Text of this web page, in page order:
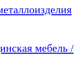
мебель /